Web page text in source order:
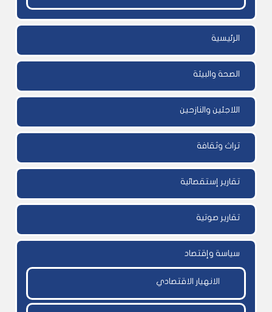
الرئيسية
الصحة والبيئة
اللاجئين والنازحين
تراث وثقافة
تقارير إستقصائية
تقارير صوتية
سياسة وإقتصاد
الانهيار الاقتصادي